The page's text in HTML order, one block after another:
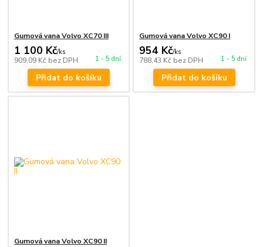
Gumová vana Volvo XC70 III
1 100 Kč/ks
909,09 Kč bez DPH 1 - 5 dní
Přidat do košíku
Gumová vana Volvo XC90 I
954 Kč/ks
788,43 Kč bez DPH 1 - 5 dní
Přidat do košíku
Gumová vana Volvo XC90 II